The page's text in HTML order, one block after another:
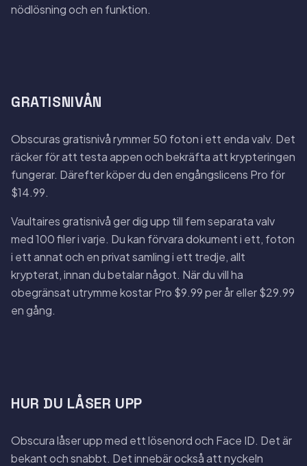
nödlösning och en funktion.
GRATISNIVÅN
Obscuras gratisnivå rymmer 50 foton i ett enda valv. Det
räcker för att testa appen och bekräfta att krypteringen
fungerar. Därefter köper du den engångslicens Pro för
$14.99.
Vaultaires gratisnivå ger dig upp till fem separata valv
med 100 filer i varje. Du kan förvara dokument i ett, foton
i ett annat och en privat samling i ett tredje, allt
krypterat, innan du betalar något. När du vill ha
obegränsat utrymme kostar Pro $9.99 per år eller $29.99
en gång.
HUR DU LÅSER UPP
Obscura låser upp med ett lösenord och Face ID. Det är
bekant och snabbt. Det innebär också att nyckeln